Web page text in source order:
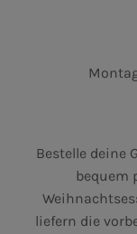
Bestelle deine
bequem
liefern die